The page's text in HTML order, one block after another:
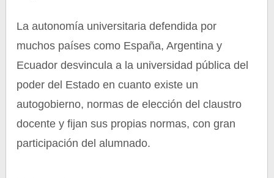
La autonomía universitaria defendida por
muchos países como España, Argentina y
Ecuador desvincula a la universidad pública del
poder del Estado en cuanto existe un
autogobierno, normas de elección del claustro
docente y fijan sus propias normas, con gran
participación del alumnado.